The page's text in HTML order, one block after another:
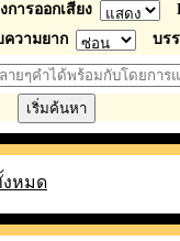
ารออกเสียง
ความยาก
บร
หมด